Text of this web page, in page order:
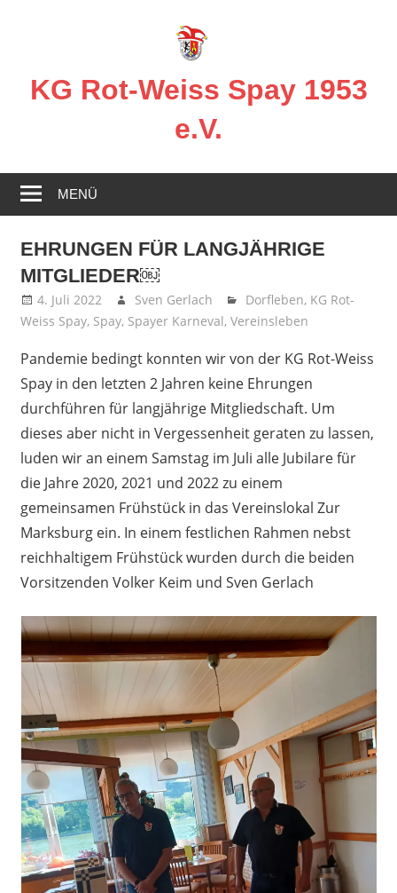
KG Rot-Weiss Spay 1953
e.V.
in
Spay!
MENÜ
EHRUNGEN FÜR LANGJÄHRIGE
MITGLIEDER￼
4. Juli 2022 Sven Gerlach Dorfleben, KG Rot-
Weiss Spay, Spay, Spayer Karneval, Vereinsleben
Pandemie bedingt konnten wir von der KG Rot-Weiss
Spay in den letzten 2 Jahren keine Ehrungen
durchführen für langjährige Mitgliedschaft. Um
dieses aber nicht in Vergessenheit geraten zu lassen,
luden wir an einem Samstag im Juli alle Jubilare für
die Jahre 2020, 2021 und 2022 zu einem
gemeinsamen Frühstück in das Vereinslokal Zur
Marksburg ein. In einem festlichen Rahmen nebst
reichhaltigem Frühstück wurden durch die beiden
Vorsitzenden Volker Keim und Sven Gerlach